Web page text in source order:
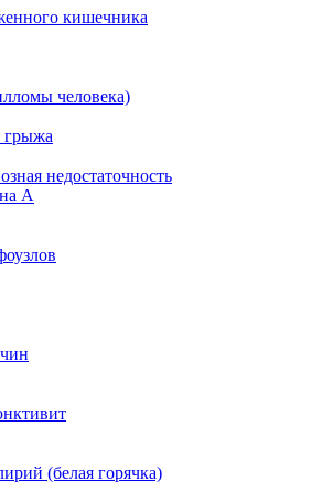
кишечника
человека)
грыжа
недостаточность
А
(белая горячка)